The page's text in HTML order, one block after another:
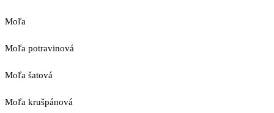
Moľa
Moľa potravinová
Moľa šatová
Moľa krušpánová